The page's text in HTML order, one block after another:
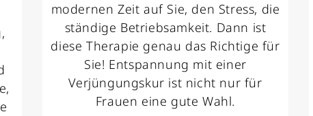
modernen Zeit auf Sie, den Stress, die
ständige Betriebsamkeit. Dann ist
diese Therapie genau das Richtige für
Sie! Entspannung mit einer
Verjüngungskur ist nicht nur für
Frauen eine gute Wahl.